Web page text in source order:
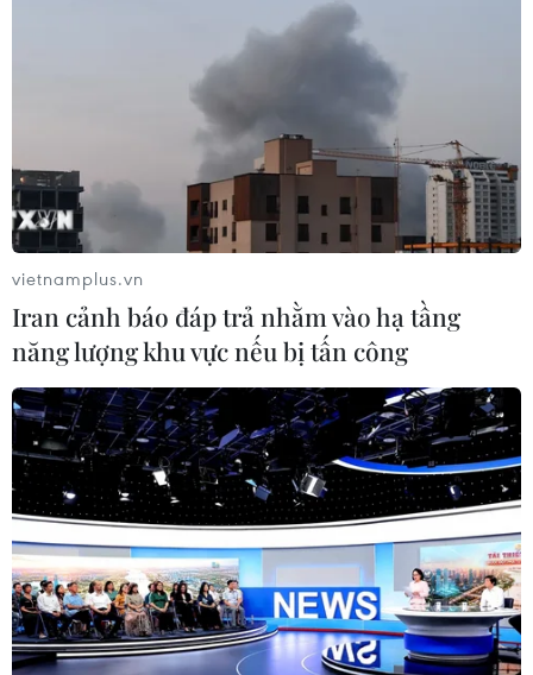
cách then chốt trong nước, đồng thời cam kết mang lại
một làn gió mới cho EU sau Brexit.
Tổng thống Pháp Macron công bố dự luật
mới chống khủng bố
22/06/2017 15:10
Ngày 22/6, tại cuộc họp đầu tiên của nội các mới,
chính phủ của Tổng thống Pháp Emmanuel Macron đã
công bố dự luật chống khủng bố mới với nhiều biện
vietnamplus.vn
Iran cảnh báo đáp trả nhằm vào hạ tầng
năng lượng khu vực nếu bị tấn công